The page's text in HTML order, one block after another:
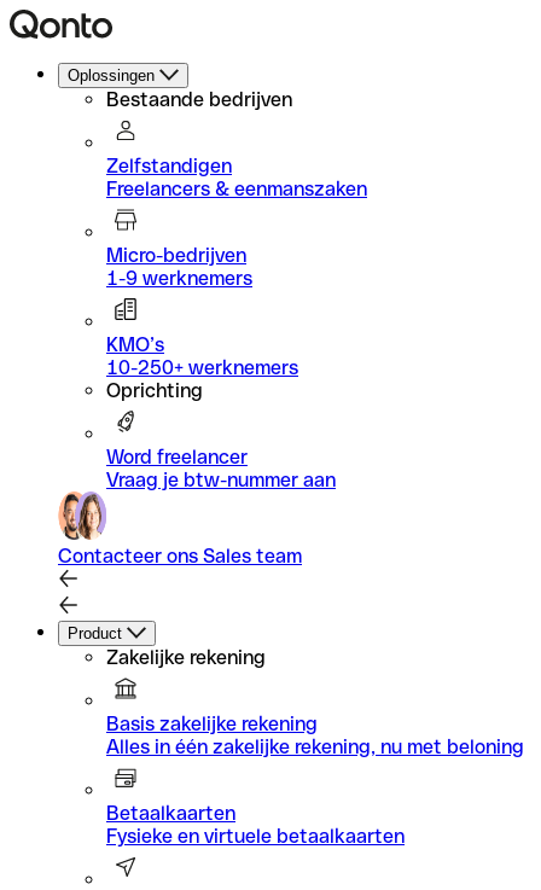
Oplossingen
Bestaande bedrijven
Zelfstandigen
Freelancers & eenmanszaken
Micro-bedrijven
1-9 werknemers
KMO’s
10-250+ werknemers
Oprichting
Word freelancer
Vraag je btw-nummer aan
Contacteer ons Sales team
Product
Zakelijke rekening
Basis zakelijke rekening
Alles in één zakelijke rekening, nu met beloning
Betaalkaarten
Fysieke en virtuele betaalkaarten